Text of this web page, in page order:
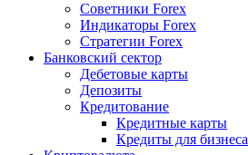
Советники Forex
Индикаторы Forex
Стратегии Forex
Банковский сектор
Дебетовые карты
Депозиты
Кредитование
Кредитные карты
Кредиты для бизнеса